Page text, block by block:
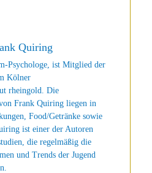
Quiring
Psychologe, ist Mitglied der
Kölner
rheingold. Die
Frank Quiring liegen in
Food/Getränke sowie
ist einer der Autoren
die regelmäßig die
und Trends der Jugend